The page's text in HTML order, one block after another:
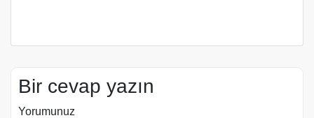
Bir cevap yazın
Yorumunuz